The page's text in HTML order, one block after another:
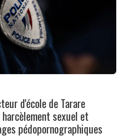
d'école de Tarare
sexuel et
pédopornographiques